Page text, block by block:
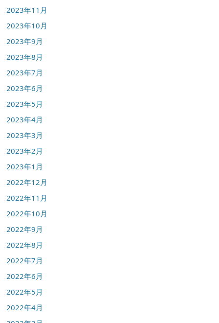
2023年11月
2023年10月
2023年9月
2023年8月
2023年7月
2023年6月
2023年5月
2023年4月
2023年3月
2023年2月
2023年1月
2022年12月
2022年11月
2022年10月
2022年9月
2022年8月
2022年7月
2022年6月
2022年5月
2022年4月